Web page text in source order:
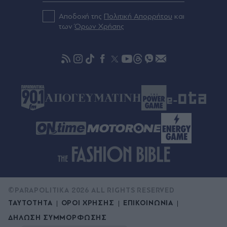
Αιγαίο: Νέες ξενοδοχειακές επενδύσεις σε Λήμνο,
Λέσβο και Σάμο, από πολυτελή resorts μέχρι
διεθνή brands φιλοξενίας
Νέα υποχρέωση για όσους έχουν κατοικίδιο: Τι
γατιών
Αποδοχή της Πολιτική Απορρήτου και
τωνΌρων Χρήσης
ΤΑΥΤΟΤΗΤΑ ΟΡΟΙ ΧΡΗΣΗΣ
ΕΠΙΚΟΙΝΩΝΙΑ
ΔΗΛΩΣΗ ΣΥΜΜΟΡΦΩΣΗΣ
©PARAPOLITIKA 2026 ALL RIGHTS RESERVED